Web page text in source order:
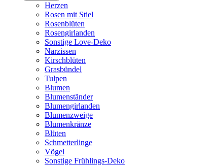
Herzen
Rosen mit Stiel
Rosenblüten
Rosengirlanden
Sonstige Love-Deko
Narzissen
Kirschblüten
Grasbündel
Tulpen
Blumen
Blumenständer
Blumengirlanden
Blumenzweige
Blumenkränze
Blüten
Schmetterlinge
Vögel
Sonstige Frühlings-Deko